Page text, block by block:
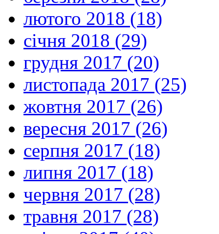
лютого 2018 (18)
січня 2018 (29)
грудня 2017 (20)
листопада 2017 (25)
жовтня 2017 (26)
вересня 2017 (26)
серпня 2017 (18)
липня 2017 (18)
червня 2017 (28)
травня 2017 (28)